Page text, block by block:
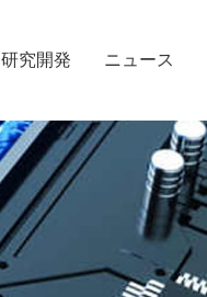
研究開発 ニュース